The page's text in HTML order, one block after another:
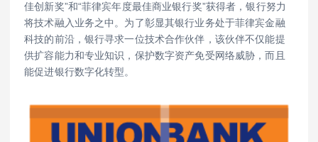
佳创新奖”和“菲律宾年度最佳商业银行奖”获得者，银行努力
将技术融入业务之中。为了彰显其银行业务处于菲律宾金融
科技的前沿，银行寻求一位技术合作伙伴，该伙伴不仅能提
供扩容能力和专业知识，保护数字资产免受网络威胁，而且
能促进银行数字化转型。